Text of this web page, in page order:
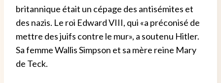
britannique était un cépage des antisémites et
des nazis. Le roi Edward VIII, qui «a préconisé de
mettre des juifs contre le mur», a soutenu Hitler.
Sa femme Wallis Simpson et sa mère reine Mary
de Teck.